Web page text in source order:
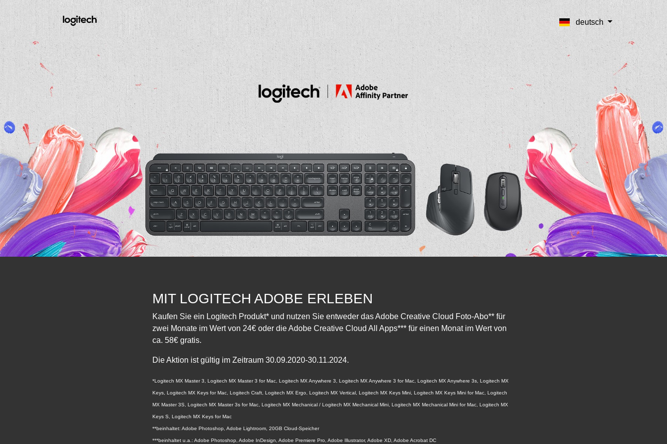
deutsch
MIT LOGITECH ADOBE ERLEBEN
Kaufen Sie ein Logitech Produkt* und nutzen Sie entweder das Adobe Creative Cloud Foto-Abo** für
zwei Monate im Wert von 24€ oder die Adobe Creative Cloud All Apps*** für einen Monat im Wert von
ca. 58€ gratis.
Die Aktion ist gültig im Zeitraum 30.09.2020-30.11.2024.
*Logitech MX Master 3, Logitech MX Master 3 for Mac, Logitech MX Anywhere 3, Logitech MX Anywhere 3 for Mac, Logitech MX Anywhere 3s, Logitech MX
Keys, Logitech MX Keys for Mac, Logitech Craft, Logitech MX Ergo, Logitech MX Vertical, Logitech MX Keys Mini, Logitech MX Keys Mini for Mac, Logitech
MX Master 3S, Logitech MX Master 3s for Mac, Logitech MX Mechanical / Logitech MX Mechanical Mini, Logitech MX Mechanical Mini for Mac, Logitech MX
Keys S, Logitech MX Keys for Mac
**beinhaltet: Adobe Photoshop, Adobe Lightroom, 20GB Cloud-Speicher
***beinhaltet u.a.: Adobe Photoshop, Adobe InDesign, Adobe Premiere Pro, Adobe Illustrator, Adobe XD, Adobe Acrobat DC